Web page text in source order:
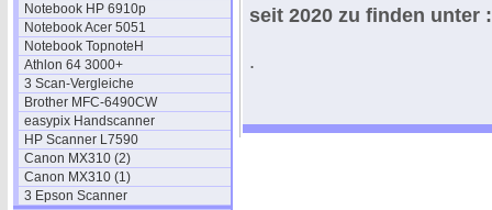
Notebook HP 6910p
Notebook Acer 5051
Notebook TopnoteH
Athlon 64 3000+
3 Scan-Vergleiche
Brother MFC-6490CW
easypix Handscanner
HP Scanner L7590
Canon MX310 (2)
Canon MX310 (1)
3 Epson Scanner
seit 2020 zu finden unter
.